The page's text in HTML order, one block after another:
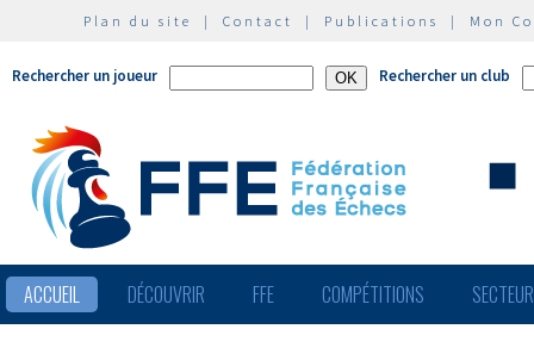
Plan du site | Contact | Publications | Mon
Rechercher un joueur Rechercher un club
ACCUEIL DÉCOUVRIR FFE COMPÉTITIONS